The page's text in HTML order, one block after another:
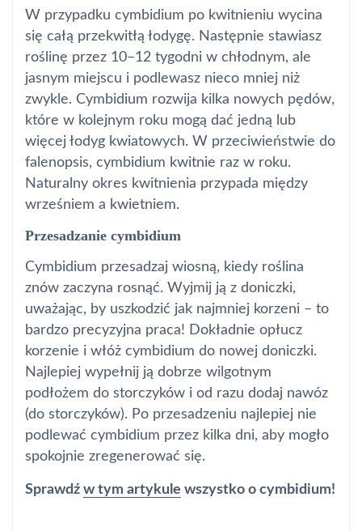
W przypadku cymbidium po kwitnieniu wycina
się całą przekwitłą łodygę. Następnie stawiasz
roślinę przez 10–12 tygodni w chłodnym, ale
jasnym miejscu i podlewasz nieco mniej niż
zwykle. Cymbidium rozwija kilka nowych pędów,
które w kolejnym roku mogą dać jedną lub
więcej łodyg kwiatowych. W przeciwieństwie do
falenopsis, cymbidium kwitnie raz w roku.
Naturalny okres kwitnienia przypada między
wrześniem a kwietniem.
Przesadzanie cymbidium
Cymbidium przesadzaj wiosną, kiedy roślina
znów zaczyna rosnąć. Wyjmij ją z doniczki,
uważając, by uszkodzić jak najmniej korzeni – to
bardzo precyzyjna praca! Dokładnie opłucz
korzenie i włóż cymbidium do nowej doniczki.
Najlepiej wypełnij ją dobrze wilgotnym
podłożem do storczyków i od razu dodaj nawóz
(do storczyków). Po przesadzeniu najlepiej nie
podlewać cymbidium przez kilka dni, aby mogło
spokojnie zregenerować się.
Sprawdź w tym artykule wszystko o cymbidium!